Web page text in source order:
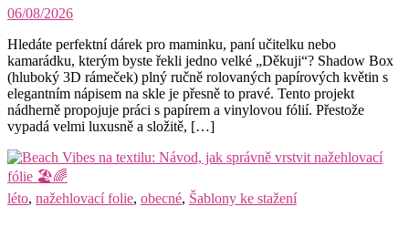
06/08/2026
Hledáte perfektní dárek pro maminku, paní učitelku nebo
kamarádku, kterým byste řekli jedno velké „Děkuji“? Shadow Box
(hluboký 3D rámeček) plný ručně rolovaných papírových květin s
elegantním nápisem na skle je přesně to pravé. Tento projekt
nádherně propojuje práci s papírem a vinylovou fólií. Přestože
vypadá velmi luxusně a složitě, […]
léto, nažehlovací folie, obecné, Šablony ke stažení